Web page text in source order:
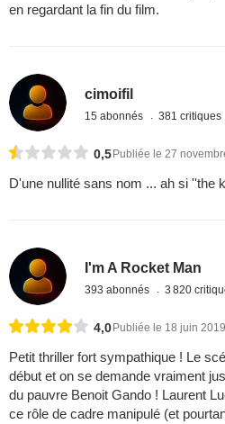
en regardant la fin du film.
cimoifil
15 abonnés 381 critiques
0,5Publiée le 27
D'une nullité sans nom ... ah si ''the
I'm A Rocket Man
393 abonnés 3 820
4,0 Publiée le 18 juin 2019
Petit thriller fort sympathique ! Le
début et on se demande vraiment
du pauvre Benoit Gando ! Laurent
ce rôle de cadre manipulé (et